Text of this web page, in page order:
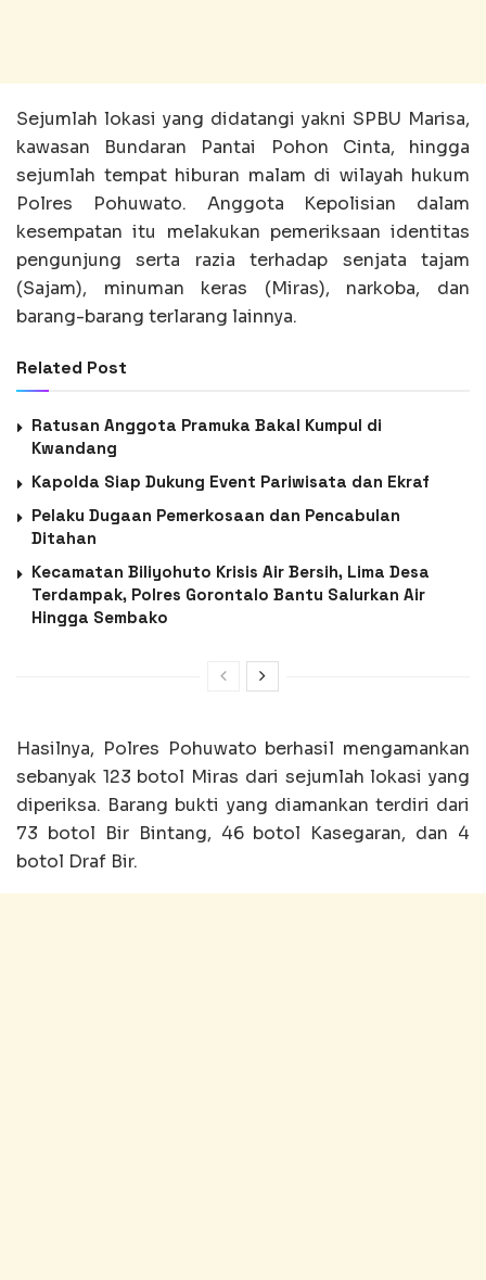
Sejumlah lokasi yang didatangi yakni SPBU Marisa,
kawasan Bundaran Pantai Pohon Cinta, hingga
sejumlah tempat hiburan malam di wilayah hukum
Polres Pohuwato. Anggota Kepolisian dalam
kesempatan itu melakukan pemeriksaan identitas
pengunjung serta razia terhadap senjata tajam
(Sajam), minuman keras (Miras), narkoba, dan
barang-barang terlarang lainnya.
Related Post
Ratusan Anggota Pramuka Bakal Kumpul di
Kwandang
Kapolda Siap Dukung Event Pariwisata dan Ekraf
Pelaku Dugaan Pemerkosaan dan Pencabulan
Ditahan
Kecamatan Biliyohuto Krisis Air Bersih, Lima Desa
Terdampak, Polres Gorontalo Bantu Salurkan Air
Hingga Sembako
Hasilnya, Polres Pohuwato berhasil mengamankan
sebanyak 123 botol Miras dari sejumlah lokasi yang
diperiksa. Barang bukti yang diamankan terdiri dari
73 botol Bir Bintang, 46 botol Kasegaran, dan 4
botol Draf Bir.